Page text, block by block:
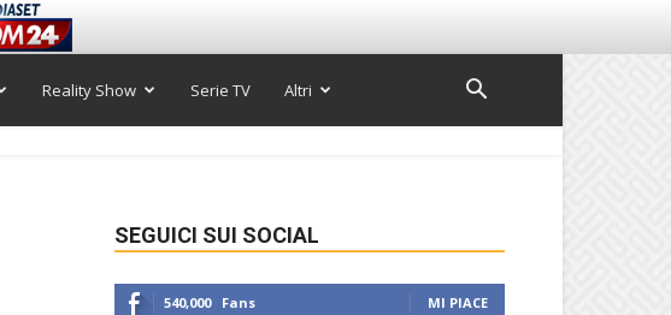
Reality Show Serie TV Altri
SEGUICI SUI SOCIAL
540,000 Fans MI PIACE